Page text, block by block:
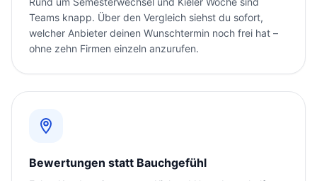
Teams knapp. Über den Vergleich siehst du sofort,
welcher Anbieter deinen Wunschtermin noch frei hat –
ohne zehn Firmen einzeln anzurufen.
Bewertungen statt Bauchgefühl